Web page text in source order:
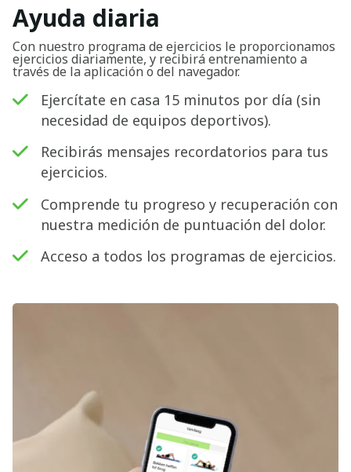
Ayuda diaria
Con nuestro programa de ejercicios le proporcionamos
ejercicios diariamente, y recibirá entrenamiento a
través de la aplicación o del navegador.
Ejercítate en casa 15 minutos por día (sin
necesidad de equipos deportivos).
Recibirás mensajes recordatorios para tus
ejercicios.
Comprende tu progreso y recuperación con
nuestra medición de puntuación del dolor.
Acceso a todos los programas de ejercicios.